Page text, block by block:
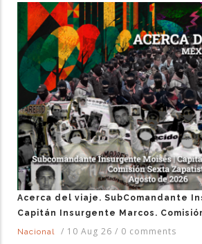
Acerca del viaje. SubComandante
Capitán Insurgente Marcos.
Nacional
/ 10 Aug 26 / 0 comments